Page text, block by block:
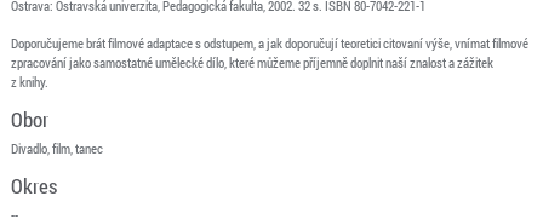
Ostrava: Ostravská univerzita, Pedagogická fakulta, 2002. 32 s. ISBN 80-7042-221-1
Doporučujeme brát filmové adaptace s odstupem, a jak doporučují teoretici citovaní výše, vnímat filmové
zpracování jako samostatné umělecké dílo, které můžeme příjemně doplnit naší znalost a zážitek
z knihy.
Obor
Divadlo, film, tanec
Okres
--